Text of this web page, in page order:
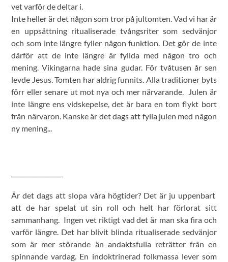
vet varför de deltar i.
Inte heller är det någon som tror på jultomten. Vad vi har är
en uppsättning ritualiserade tvångsriter som sedvänjor
och som inte längre fyller någon funktion. Det gör de inte
därför att de inte längre är fyllda med någon tro och
mening. Vikingarna hade sina gudar. För tvåtusen år sen
levde Jesus. Tomten har aldrig funnits. Alla traditioner byts
förr eller senare ut mot nya och mer närvarande. Julen är
inte längre ens vidskepelse, det är bara en tom flykt bort
från närvaron. Kanske är det dags att fylla julen med någon
ny mening...
Är det dags att slopa våra högtider? Det är ju uppenbart
att de har spelat ut sin roll och helt har förlorat sitt
sammanhang. Ingen vet riktigt vad det är man ska fira och
varför längre. Det har blivit blinda ritualiserade sedvänjor
som är mer störande än andaktsfulla reträtter från en
spinnande vardag. En indoktrinerad folkmassa lever som